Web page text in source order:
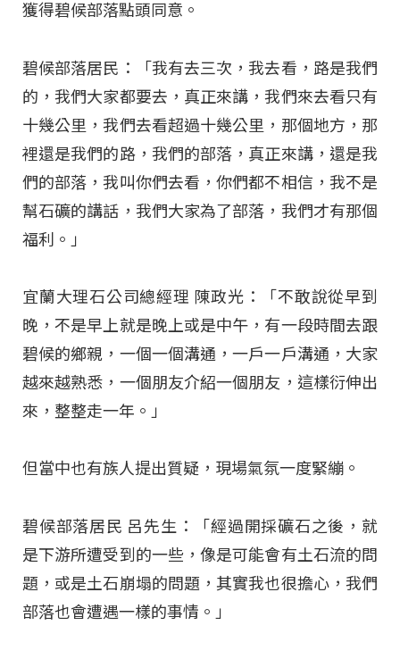
獲得碧候部落點頭同意。
碧候部落居民：「我有去三次，我去看，路是我們
的，我們大家都要去，真正來講，我們來去看只有
十幾公里，我們去看超過十幾公里，那個地方，那
裡還是我們的路，我們的部落，真正來講，還是我
們的部落，我叫你們去看，你們都不相信，我不是
幫石礦的講話，我們大家為了部落，我們才有那個
福利。」
宜蘭大理石公司總經理 陳政光：「不敢說從早到
晚，不是早上就是晚上或是中午，有一段時間去跟
碧候的鄉親，一個一個溝通，一戶一戶溝通，大家
越來越熟悉，一個朋友介紹一個朋友，這樣衍伸出
來，整整走一年。」
但當中也有族人提出質疑，現場氣氛一度緊繃。
碧候部落居民 呂先生：「經過開採礦石之後，就
是下游所遭受到的一些，像是可能會有土石流的問
題，或是土石崩塌的問題，其實我也很擔心，我們
部落也會遭遇一樣的事情。」